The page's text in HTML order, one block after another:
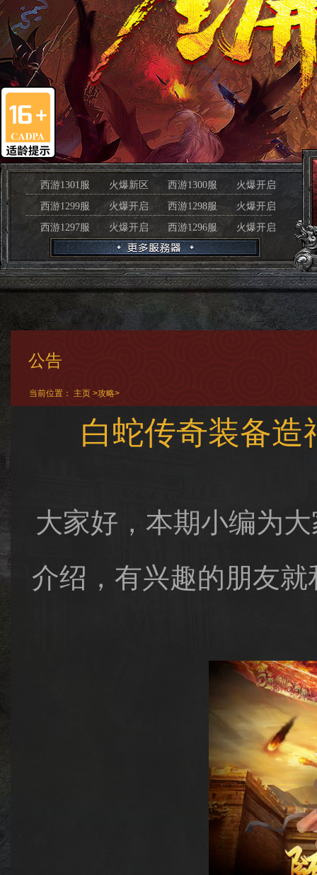
西游1301服 火爆新区 西游1300服
火爆开启
西游1299服
火爆开启 西游1298服
火爆开启
西游1297服
火爆开启 西游1296服 火爆开启
公告
当前位置： 主页 >攻略>
白蛇传奇装备
大家好，本期小编为
介绍，有兴趣的朋友